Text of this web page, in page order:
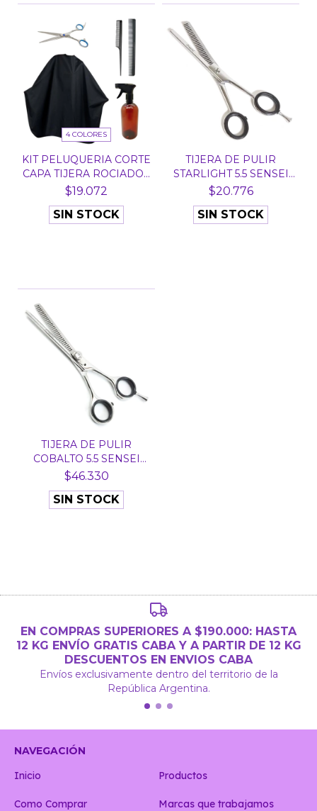
4 COLORES
KIT PELUQUERIA CORTE
CAPA TIJERA ROCIADO...
$19.072
SIN STOCK
TIJERA DE PULIR
STARLIGHT 5.5 SENSEI
JAP...
$20.776
SIN STOCK
TIJERA DE PULIR
COBALTO 5.5 SENSEI
JAPAN...
$46.330
SIN STOCK
EN COMPRAS SUPERIORES A $190.000: HASTA
12 KG ENVÍO GRATIS CABA Y A PARTIR DE 12 KG
DESCUENTOS EN ENVIOS CABA
Envíos exclusivamente dentro del territorio de la
República Argentina.
NAVEGACIÓN
Inicio
Productos
Como Comprar Marcas que trabajamos